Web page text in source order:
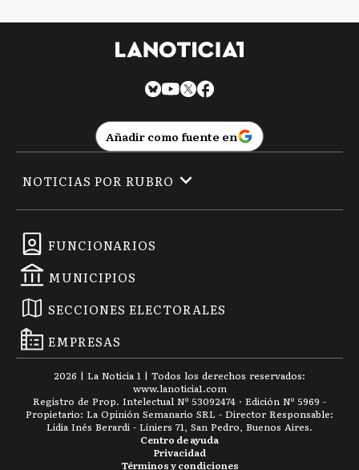
Añadir como fuente en
FUNCIONARIOS
MUNICIPIOS
SECCIONES ELECTORALES
EMPRESAS
NOTICIAS POR RUBRO
2026 | La Noticia 1 | Todos los derechos reservados:
www.lanoticia1.com
Registro de Prop. Intelectual Nº 53092474 · Edición Nº 5969 -
Propietario: La Opinión Semanario SRL - Director Responsable:
Lidia Inés Berardi - Liniers 71, San Pedro, Buenos Aires.
Términos y condiciones
Privacidad
Centro de ayuda